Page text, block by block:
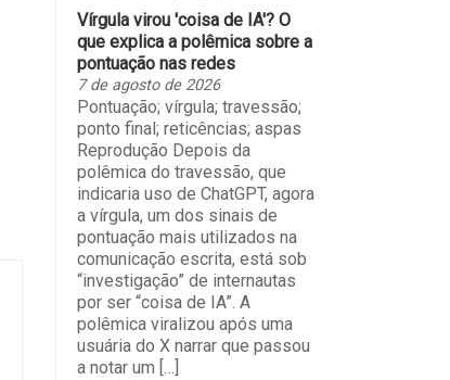
Vírgula virou 'coisa de IA'? O
que explica a polêmica sobre a
pontuação nas redes
7 de agosto de 2026
Pontuação; vírgula; travessão;
ponto final; reticências; aspas
Reprodução Depois da
polêmica do travessão, que
indicaria uso de ChatGPT, agora
a vírgula, um dos sinais de
pontuação mais utilizados na
comunicação escrita, está sob
“investigação” de internautas
por ser “coisa de IA”. A
polêmica viralizou após uma
usuária do X narrar que passou
a notar um […]